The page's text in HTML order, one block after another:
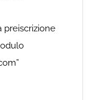
preiscrizione